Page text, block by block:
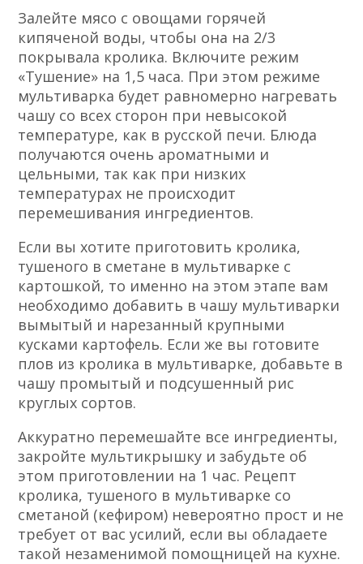
Залейте мясо с овощами горячей
кипяченой воды, чтобы она на 2/3
покрывала кролика. Включите режим
«Тушение» на 1,5 часа. При этом режиме
мультиварка будет равномерно нагревать
чашу со всех сторон при невысокой
температуре, как в русской печи. Блюда
получаются очень ароматными и
цельными, так как при низких
температурах не происходит
перемешивания ингредиентов.
Если вы хотите приготовить кролика,
тушеного в сметане в мультиварке с
картошкой, то именно на этом этапе вам
необходимо добавить в чашу мультиварки
вымытый и нарезанный крупными
кусками картофель. Если же вы готовите
плов из кролика в мультиварке, добавьте в
чашу промытый и подсушенный рис
круглых сортов.
Аккуратно перемешайте все ингредиенты,
закройте мультикрышку и забудьте об
этом приготовлении на 1 час. Рецепт
кролика, тушеного в мультиварке со
сметаной (кефиром) невероятно прост и не
требует от вас усилий, если вы обладаете
такой незаменимой помощницей на кухне.